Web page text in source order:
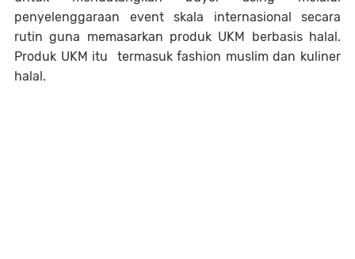
penyelenggaraan event skala internasional secara
rutin guna memasarkan produk UKM berbasis halal.
Produk UKM itu termasuk fashion muslim dan kuliner
halal.